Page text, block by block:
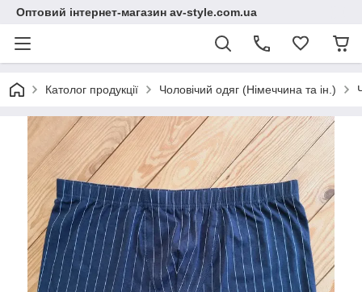
Оптовий інтернет-магазин av-style.com.ua
Католог продукції Чоловічий одяг (Німеччина та ін.)